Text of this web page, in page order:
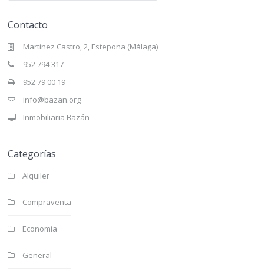
Contacto
Martinez Castro, 2, Estepona (Málaga)
952 794 317
952 79 00 19
info@bazan.org
Inmobiliaria Bazán
Categorías
Alquiler
Compraventa
Economia
General